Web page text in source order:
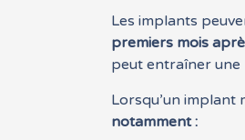
Les implants
premiers mois
peut entraîner une
Lorsqu’un implant
notamment :